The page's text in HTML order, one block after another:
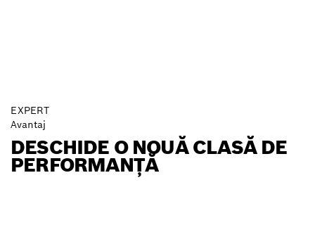
EXPERT
Avantaj
DESCHIDE O NOUĂ CLASĂ DE
PERFORMANȚĂ